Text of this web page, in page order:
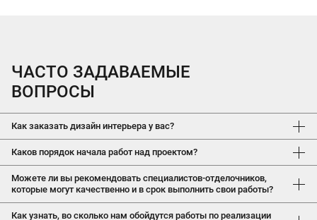
ЧАСТО ЗАДАВАЕМЫЕ
ВОПРОСЫ
Как заказать дизайн интерьера у вас?
Ознакомившись с информацией на сайте об услугах компании,
оставьте заявку, при желании укажите минимальные детали о
уточнения полученной информации. Если проект срочный,
воспользуйтесь кнопкой вызова по бесплатному телефону или
перейдите в чат с менеджером, который в кратчайшие сроки
Каков порядок начала работ над проектом?
требования, оговариваются фирменные цвета, требуемый
стиль дизайна и вся та информация, которая необходима
дизайнеру для начала работ.
Можете ли вы рекомендовать специалистов-отделочников,
которые могут качественно и в срок выполнить свои работы?
В ремонтных бригадах, с которыми мы сотрудничаем не один
Как узнать, во сколько нам обойдутся работы по реализации